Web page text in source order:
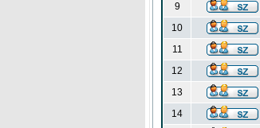
9
10
11
12
13
14